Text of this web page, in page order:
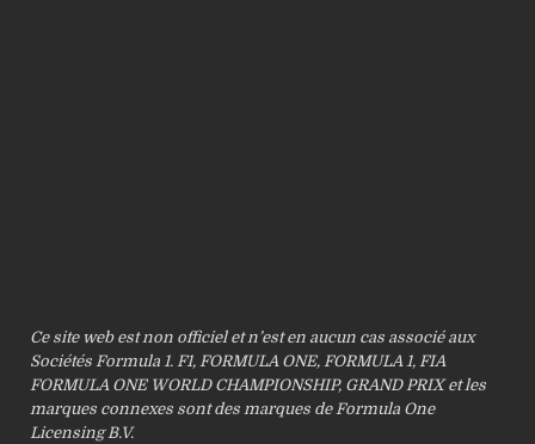
Ce site web est non officiel et n’est en aucun cas associé aux
Sociétés Formula 1. F1, FORMULA ONE, FORMULA 1, FIA
FORMULA ONE WORLD CHAMPIONSHIP, GRAND PRIX et les
marques connexes sont des marques de Formula One
Licensing B.V.